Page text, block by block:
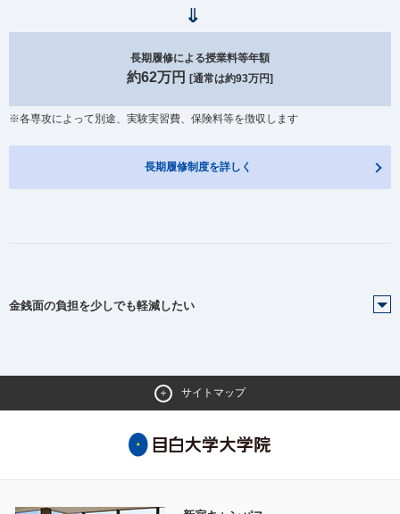
長期履修による授業料等年額
約62万円 [通常は約93万円]
※各専攻によって別途、実験実習費、保険料等を徴収します
長期履修制度を詳しく
金銭面の負担を少しでも軽減したい
サイトマップ